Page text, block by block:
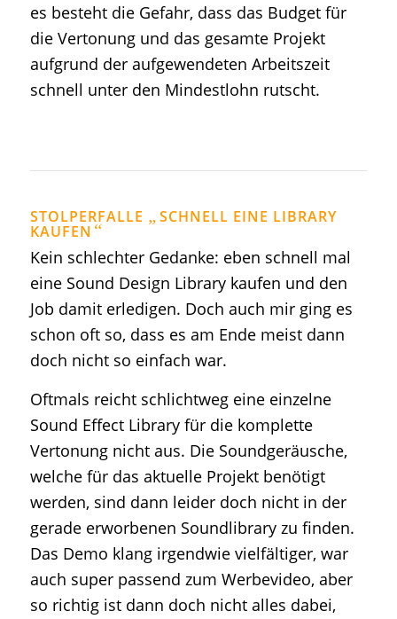
es besteht die Gefahr, dass das Budget für
die Vertonung und das gesamte Projekt
aufgrund der aufgewendeten Arbeitszeit
schnell unter den Mindestlohn rutscht.
STOLPERFALLE „ SCHNELL EINE LIBRARY
KAUFEN “
Kein schlechter Gedanke: eben schnell mal
eine Sound Design Library kaufen und den
Job damit erledigen. Doch auch mir ging es
schon oft so, dass es am Ende meist dann
doch nicht so einfach war.
Oftmals reicht schlichtweg eine einzelne
Sound Effect Library für die komplette
Vertonung nicht aus. Die Soundgeräusche,
welche für das aktuelle Projekt benötigt
werden, sind dann leider doch nicht in der
gerade erworbenen Soundlibrary zu finden.
Das Demo klang irgendwie vielfältiger, war
auch super passend zum Werbevideo, aber
so richtig ist dann doch nicht alles dabei,